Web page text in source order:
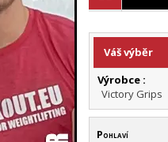
Váš výběr
Výrobce :
Victory Grips
Pohlaví